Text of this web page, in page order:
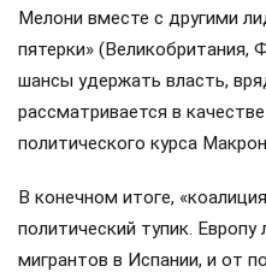
Мелони вместе с другими
пятерки» (Великобритания,
шансы удержать власть,
рассматривается в
политического курса
В конечном итоге,
политический тупик.
мигрантов в Испании, и от